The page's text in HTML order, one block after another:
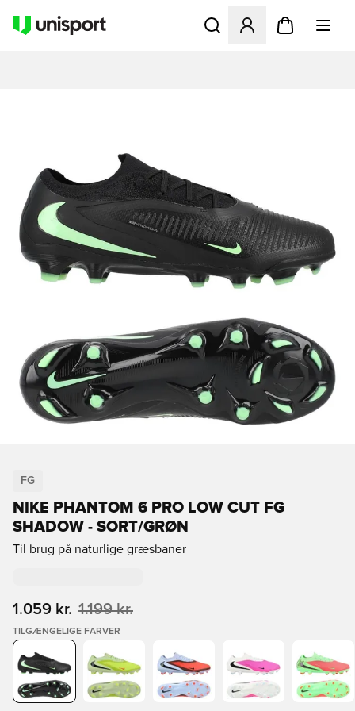
Åbner en Modal til at
FG
NIKE PHANTOM 6 PRO LOW CUT FG
SHADOW - SORT/GRØN
Til brug på naturlige græsbaner
1.059 kr. 1.199 kr.
TILGÆNGELIGE FARVER